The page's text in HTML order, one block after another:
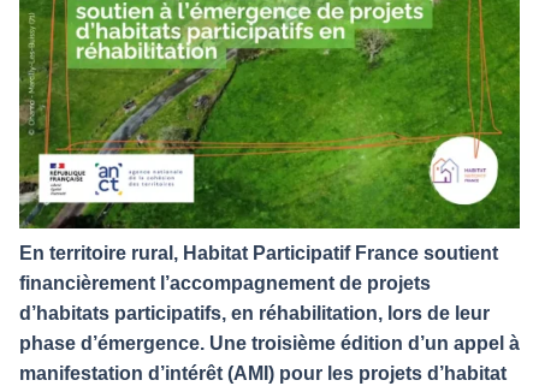
En territoire rural, Habitat Participatif France soutient
financièrement l’accompagnement de projets
d’habitats participatifs, en réhabilitation, lors de leur
phase d’émergence. Une troisième édition d’un appel à
manifestation d’intérêt (AMI) pour les projets d’habitat